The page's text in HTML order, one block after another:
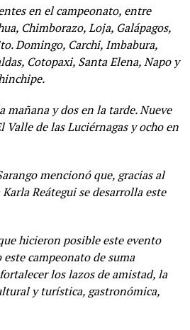
en el campeonato, entre
Chimborazo, Loja, Galápagos,
Domingo, Carchi, Imbabura,
Cotopaxi, Santa Elena, Napo y
mañana y dos en la tarde. Nueve
Valle de las Luciérnagas y ocho en
mencionó que, gracias al
Reátegui se desarrolla este
hicieron posible este evento
este campeonato de suma
los lazos de amistad, la
y turística, gastronómica,